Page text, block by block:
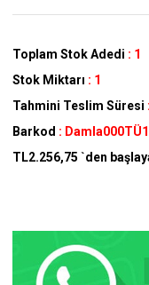
Toplam Stok Adedi : 1
Stok Miktarı : 1
Tahmini Teslim Süresi :
Barkod :
TL2.256,75 `den